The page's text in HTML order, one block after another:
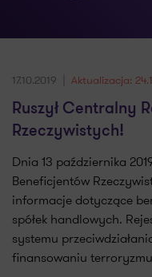
17.10.2019
Aktualizacja:
Ruszył Centralny
Rzeczywistych!
Dnia 13 października
Beneficjentów
informacje dotyczące
spółek handlowych.
systemu
finansowaniu